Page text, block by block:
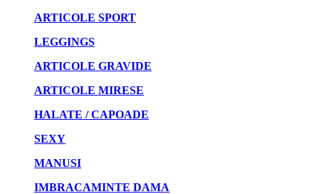
ARTICOLE SPORT
LEGGINGS
ARTICOLE GRAVIDE
ARTICOLE MIRESE
HALATE / CAPOADE
SEXY
MANUSI
IMBRACAMINTE DAMA